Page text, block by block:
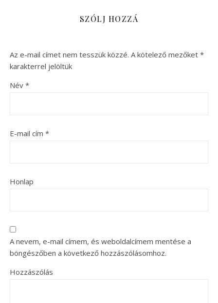
SZÓLJ HOZZÁ
Az e-mail címet nem tesszük közzé. A kötelező mezőket *
karakterrel jelöltük
Név *
E-mail cím *
Honlap
A nevem, e-mail címem, és weboldalcímem mentése a
böngészőben a következő hozzászólásomhoz.
Hozzászólás